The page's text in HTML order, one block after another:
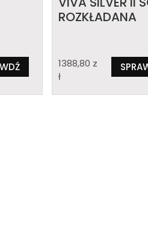
ROZKŁADANA
1388,80 z
ł